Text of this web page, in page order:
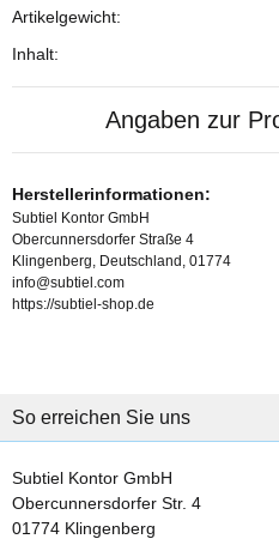
Artikelgewicht:
Inhalt:
Angaben zur
Herstellerinformationen:
Subtiel Kontor GmbH
Obercunnersdorfer Straße 4
Klingenberg, Deutschland, 01774
info@subtiel.com
https://subtiel-shop.de
So erreichen Sie uns
Subtiel Kontor GmbH
Obercunnersdorfer Str. 4
01774 Klingenberg